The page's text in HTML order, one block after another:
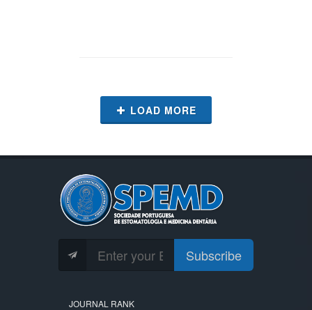
LOAD MORE
Subscribe
JOURNAL RANK